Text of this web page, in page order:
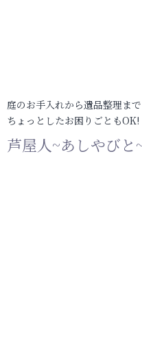
庭のお手入れから遺品整理まで
ちょっとしたお困りごともOK!
芦屋人~あしやびと